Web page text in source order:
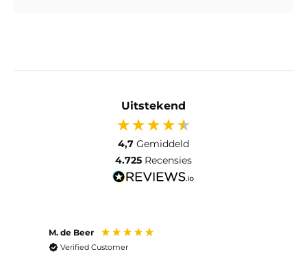
Uitstekend
4,7 Gemiddeld
4.725 Recensies
M. de Beer
Verified Customer